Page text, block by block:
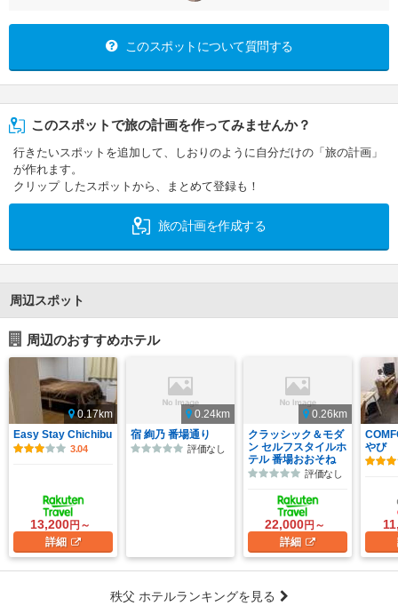
このスポットについて質問する
このスポットで旅の計画を作ってみませんか？
行きたいスポットを追加して、しおりのように自分だけの「旅の計画」
が作れます。
クリップ したスポットから、まとめて登録も！
旅の計画を作成する
周辺スポット
周辺のおすすめホテル
0.17km
Easy Stay Chichibu
3.04
13,200円～
詳細
0.24km
宿 絢乃 番場通り
評価なし
0.26km
クラッシック＆モダ
ン セルフスタイルホ
テル 番場おおそね
評価なし
22,000円～
詳細
やび
秩父 ホテルランキングを見る